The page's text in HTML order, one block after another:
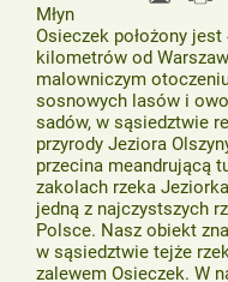
Młyn
Osieczek położony jest
kilometrów od
malowniczym
sosnowych lasów i
sadów, w sąsiedztwie
przyrody Jeziora
przecina meandrującą
zakolach rzeka
jedną z najczystszych
Polsce. Nasz obiekt
w sąsiedztwie tejże
zalewem Osieczek. W